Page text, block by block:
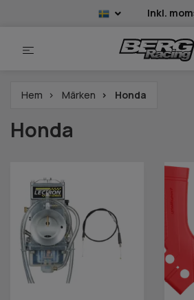
Inkl.
Hem Märken Honda
Honda